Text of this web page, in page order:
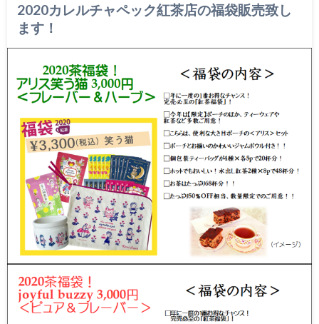
2020カレルチャペック紅茶店の福袋販売致し
ます！